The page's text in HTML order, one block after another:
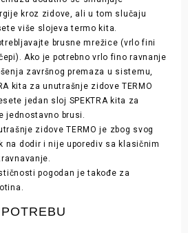
kroz zidove, ali u tom slučaju
više slojeva termo kita.
brusne mrežice (vrlo fini
Ako je potrebno vrlo fino ravnanje
završnog premaza u sistemu,
kita za unutrašnje zidove TERMO
jedan sloj SPEKTRA kita za
jednostavno brusi.
zidove TERMO je zbog svog
na dodir i nije uporediv sa klasičnim
pogodan je takođe za